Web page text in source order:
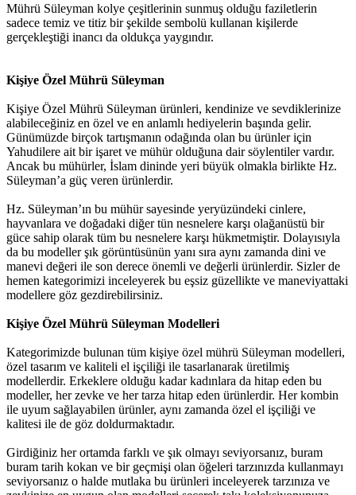
Mührü Süleyman kolye çeşitlerinin sunmuş olduğu faziletlerin
sadece temiz ve titiz bir şekilde sembolü kullanan kişilerde
gerçekleştiği inancı da oldukça yaygındır.
Kişiye Özel Mührü Süleyman
Kişiye Özel Mührü Süleyman ürünleri, kendinize ve sevdiklerinize
alabileceğiniz en özel ve en anlamlı hediyelerin başında gelir.
Günümüzde birçok tartışmanın odağında olan bu ürünler için
Yahudilere ait bir işaret ve mühür olduğuna dair söylentiler vardır.
Ancak bu mühürler, İslam dininde yeri büyük olmakla birlikte Hz.
Süleyman’a güç veren ürünlerdir.
Hz. Süleyman’ın bu mühür sayesinde yeryüzündeki cinlere,
hayvanlara ve doğadaki diğer tün nesnelere karşı olağanüstü bir
güce sahip olarak tüm bu nesnelere karşı hükmetmiştir. Dolayısıyla
da bu modeller şık görüntüsünün yanı sıra aynı zamanda dini ve
manevi değeri ile son derece önemli ve değerli ürünlerdir. Sizler de
hemen kategorimizi inceleyerek bu eşsiz güzellikte ve maneviyattaki
modellere göz gezdirebilirsiniz.
Kişiye Özel Mührü Süleyman Modelleri
Kategorimizde bulunan tüm kişiye özel mührü Süleyman modelleri,
özel tasarım ve kaliteli el işçiliği ile tasarlanarak üretilmiş
modellerdir. Erkeklere olduğu kadar kadınlara da hitap eden bu
modeller, her zevke ve her tarza hitap eden ürünlerdir. Her kombin
ile uyum sağlayabilen ürünler, aynı zamanda özel el işçiliği ve
kalitesi ile de göz doldurmaktadır.
Girdiğiniz her ortamda farklı ve şık olmayı seviyorsanız, buram
buram tarih kokan ve bir geçmişi olan öğeleri tarzınızda kullanmayı
seviyorsanız o halde mutlaka bu ürünleri inceleyerek tarzınıza ve